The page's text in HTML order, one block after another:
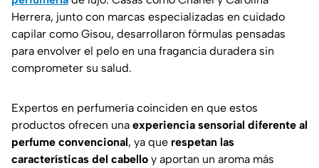
Herrera, junto con marcas especializadas en cuidado
capilar como Gisou, desarrollaron fórmulas pensadas
para envolver el pelo en una fragancia duradera sin
comprometer su salud.
Expertos en perfumería coinciden en que estos
productos ofrecen una experiencia sensorial diferente al
perfume convencional, ya que respetan las
características del cabello y aportan un aroma más